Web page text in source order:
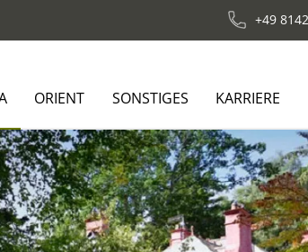
+49
ORIENT SONSTIGES KARRIERE